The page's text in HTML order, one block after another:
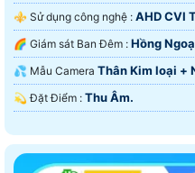
⚜️ Sử dụng công nghệ : AHD CVI
🌈 Giám sát Ban Đêm : Hồng
💦 Mẫu Camera Thân Kim loại +
️💫 Đặt Điểm : Thu Âm.